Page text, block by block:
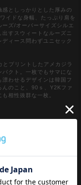
としっかりとした厚みの
イドな身幅、たっぷり肩を
ズ/オーバーサイズシルエ
すスウィートなルーズニ
ィース問わずユニセック
プリントしたアメカジラ
クト。一枚でもサマにな
わせるデザインは韓国フ
んのこと、90ｓ、Y2Kファ
相性抜群な一枚。